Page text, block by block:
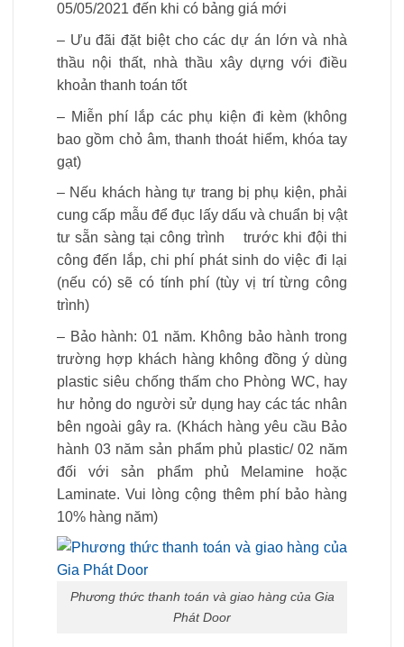
05/05/2021 đến khi có bảng giá mới
– Ưu đãi đặt biệt cho các dự án lớn và nhà
thầu nội thất, nhà thầu xây dựng với điều
khoản thanh toán tốt
– Miễn phí lắp các phụ kiện đi kèm (không
bao gồm chỏ âm, thanh thoát hiểm, khóa tay
gạt)
– Nếu khách hàng tự trang bị phụ kiện, phải
cung cấp mẫu để đục lấy dấu và chuẩn bị vật
tư sẵn sàng tại công trình trước khi đội thi
công đến lắp, chi phí phát sinh do việc đi lại
(nếu có) sẽ có tính phí (tùy vị trí từng công
trình)
– Bảo hành: 01 năm. Không bảo hành trong
trường hợp khách hàng không đồng ý dùng
plastic siêu chống thấm cho Phòng WC, hay
hư hỏng do người sử dụng hay các tác nhân
bên ngoài gây ra. (Khách hàng yêu cầu Bảo
hành 03 năm sản phẩm phủ plastic/ 02 năm
đối với sản phẩm phủ Melamine hoặc
Laminate. Vui lòng cộng thêm phí bảo hàng
10% hàng năm)
Phương thức thanh toán và giao hàng của Gia
Phát Door